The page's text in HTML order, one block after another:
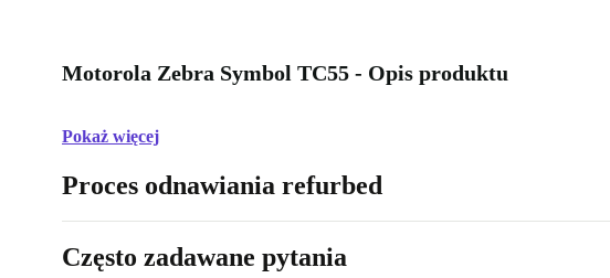
Motorola Zebra Symbol TC55 - Opis produktu
Pokaż więcej
Proces odnawiania refurbed
Często zadawane pytania